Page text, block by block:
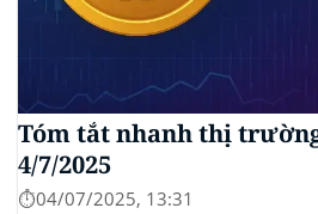
Tóm tắt nhanh thị
4/7/2025
⏱️04/07/2025, 13:31